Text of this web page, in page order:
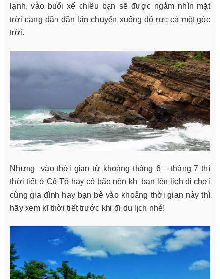
lạnh, vào buổi xế chiều bạn sẽ được ngắm nhìn mặt
trời đang dần dần lăn chuyển xuống đỏ rực cả một góc
trời.
Nhưng vào thời gian từ khoảng tháng 6 – tháng 7 thì
thời tiết ở Cô Tô hay có bão nên khi bạn lên lịch đi chơi
cùng gia đình hay bạn bè vào khoảng thời gian này thì
hãy xem kĩ thời tiết trước khi đi du lịch nhé!